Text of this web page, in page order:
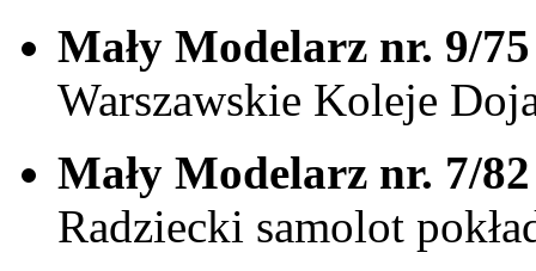
Mały Modelarz nr. 9/75
Warszawskie Koleje
Mały Modelarz nr. 7/82
Radziecki samolot